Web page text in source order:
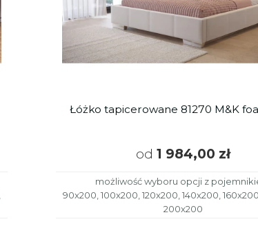
Łóżko tapicerowane 81270 M&K
od 1 984,00 zł
możliwość wyboru opcji z
90x200, 100x200, 120x200, 140x200,
200x200